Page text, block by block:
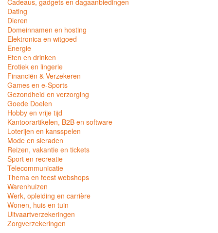
Cadeaus, gadgets en dagaanbiedingen
Dating
Dieren
Domeinnamen en hosting
Elektronica en witgoed
Energie
Eten en drinken
Erotiek en lingerie
Financiën & Verzekeren
Games en e-Sports
Gezondheid en verzorging
Goede Doelen
Hobby en vrije tijd
Kantoorartikelen, B2B en software
Loterijen en kansspelen
Mode en sieraden
Reizen, vakantie en tickets
Sport en recreatie
Telecommunicatie
Thema en feest webshops
Warenhuizen
Werk, opleiding en carrière
Wonen, huis en tuin
Uitvaartverzekeringen
Zorgverzekeringen